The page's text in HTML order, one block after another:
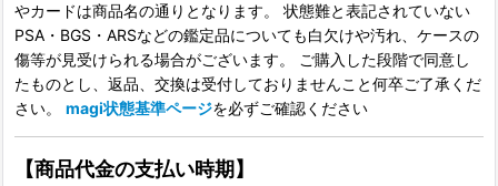
やカードは商品名の通りとなります。 状態難と表記されていない
PSA・BGS・ARSなどの鑑定品についても白欠けや汚れ、ケースの
傷等が見受けられる場合がございます。 ご購入した段階で同意し
たものとし、返品、交換は受付しておりませんこと何卒ご了承くだ
さい。 magi状態基準ページを必ずご確認ください
【商品代金の支払い時期】